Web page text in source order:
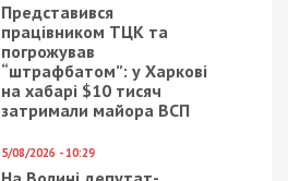
Представився
працівником ТЦК та
погрожував
“штрафбатом”: у Харкові
на хабарі $10 тисяч
затримали майора ВСП
5/08/2026 - 10:29